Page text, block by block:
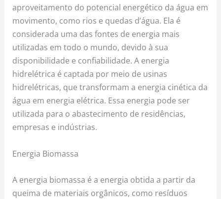
aproveitamento do potencial energético da água em
movimento, como rios e quedas d’água. Ela é
considerada uma das fontes de energia mais
utilizadas em todo o mundo, devido à sua
disponibilidade e confiabilidade. A energia
hidrelétrica é captada por meio de usinas
hidrelétricas, que transformam a energia cinética da
água em energia elétrica. Essa energia pode ser
utilizada para o abastecimento de residências,
empresas e indústrias.
Energia Biomassa
A energia biomassa é a energia obtida a partir da
queima de materiais orgânicos, como resíduos